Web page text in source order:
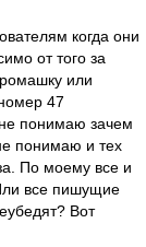
когда они
от того за
или
47
понимаю зачем
понимаю и тех
По моему все и
все пишущие
Вот